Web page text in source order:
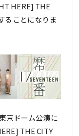
HERE] THE
ることになりま
京ドーム公演に
THE CITY